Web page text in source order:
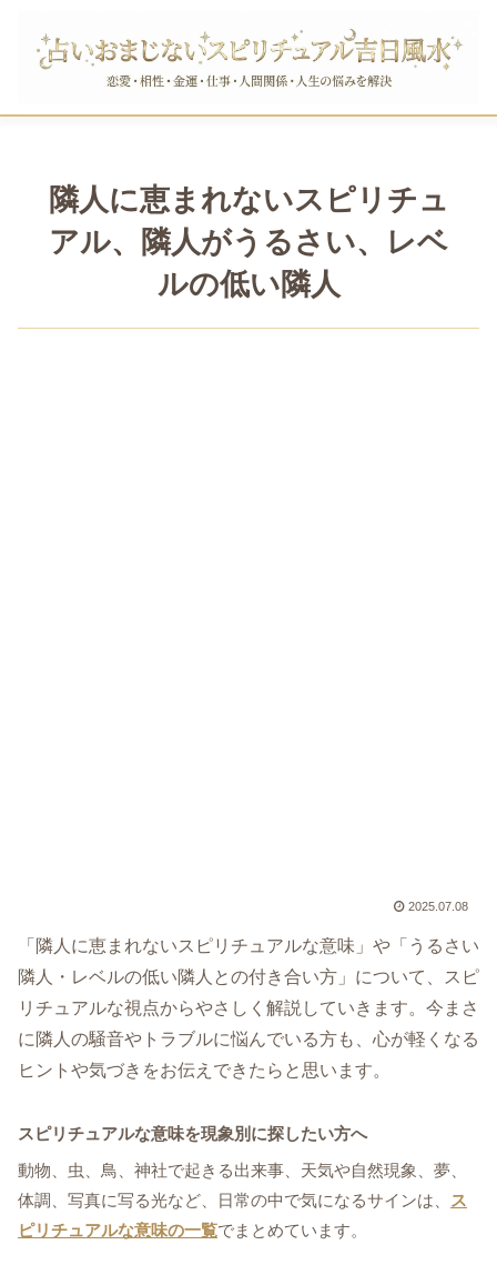
隣人に恵まれないスピリチュ
アル、隣人がうるさい、レベ
ルの低い隣人
2025.07.08
「隣人に恵まれないスピリチュアルな意味」や「うるさい
隣人・レベルの低い隣人との付き合い方」について、スピ
リチュアルな視点からやさしく解説していきます。今まさ
に隣人の騒音やトラブルに悩んでいる方も、心が軽くなる
ヒントや気づきをお伝えできたらと思います。
スピリチュアルな意味を現象別に探したい方へ
動物、虫、鳥、神社で起きる出来事、天気や自然現象、夢、
体調、写真に写る光など、日常の中で気になるサインは、
ス
ピリチュアルな意味の一覧でまとめています。